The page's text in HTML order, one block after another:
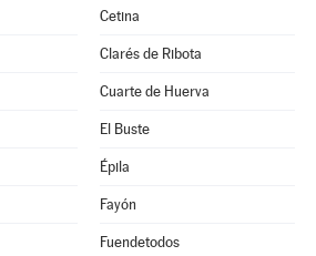
Cetina
Clarés de Ribota
Cuarte de Huerva
El Buste
Épila
Fayón
Fuendetodos